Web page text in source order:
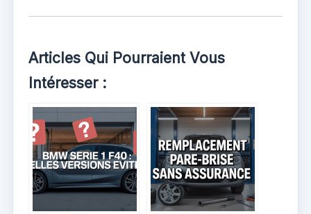
Articles Qui Pourraient Vous
Intéresser :